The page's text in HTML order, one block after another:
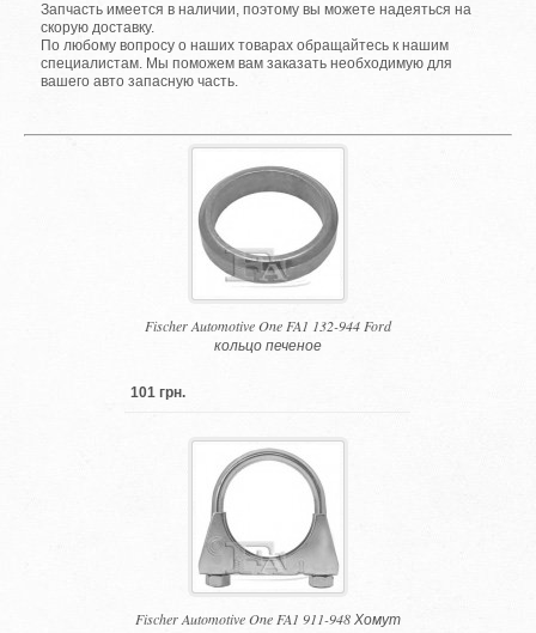
Запчасть имеется в наличии, поэтому вы можете надеяться на
скорую доставку.
По любому вопросу о наших товарах обращайтесь к нашим
специалистам. Мы поможем вам заказать необходимую для
вашего авто запасную часть.
Fischer Automotive One FA1 132-944 Ford
кольцо печеное
101 грн.
Fischer Automotive One FA1 911-948 Хомут